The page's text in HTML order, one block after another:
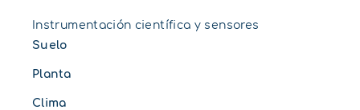
Instrumentación científica y sensores
Suelo
Planta
Clima